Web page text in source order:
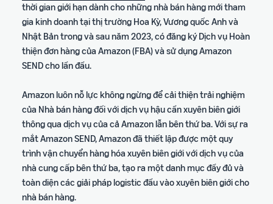
thời gian giới hạn dành cho những nhà bán hàng mới tham
gia kinh doanh tại thị trường Hoa Kỳ, Vương quốc Anh và
Nhật Bản trong và sau năm 2023, có đăng ký Dịch vụ Hoàn
thiện đơn hàng của Amazon (FBA) và sử dụng Amazon
SEND cho lần đầu.
Amazon luôn nỗ lực không ngừng để cải thiện trải nghiệm
của Nhà bán hàng đối với dịch vụ hậu cần xuyên biên giới
thông qua dịch vụ của cả Amazon lẫn bên thứ ba. Với sự ra
mắt Amazon SEND, Amazon đã thiết lập được một quy
trình vận chuyển hàng hóa xuyên biên giới với dịch vụ của
nhà cung cấp bên thứ ba, tạo ra một danh mục đầy đủ và
toàn diện các giải pháp logistic đầu vào xuyên biên giới cho
nhà bán hàng.